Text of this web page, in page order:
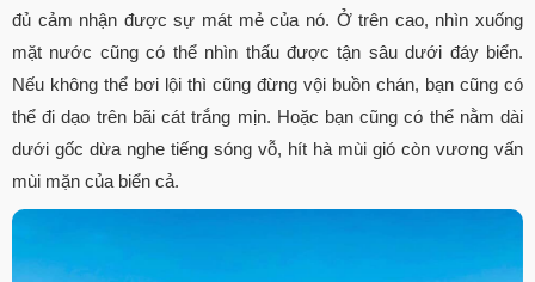
đủ cảm nhận được sự mát mẻ của nó. Ở trên cao, nhìn xuống
mặt nước cũng có thể nhìn thấu được tận sâu dưới đáy biển.
Nếu không thể bơi lội thì cũng đừng vội buồn chán, bạn cũng có
thể đi dạo trên bãi cát trắng mịn. Hoặc bạn cũng có thể nằm dài
dưới gốc dừa nghe tiếng sóng vỗ, hít hà mùi gió còn vương vấn
mùi mặn của biển cả.